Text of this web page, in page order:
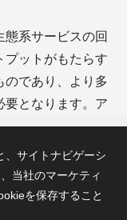
系サービスの回
プットがもたらす
のであり、より多
要となります。ア
が開発するSt
）のフレームワ
れており、生態
用することが期
、サイトナビゲーシ
当社のマーケティ
を保存すること